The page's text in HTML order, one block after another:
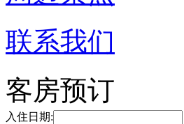
联系我们
客房预订
入住日期: